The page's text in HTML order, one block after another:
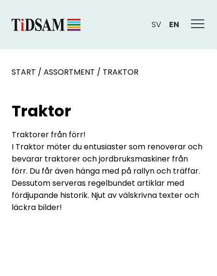
SV EN
START / ASSORTMENT / TRAKTOR
Traktor
Traktorer från förr!
I Traktor möter du entusiaster som renoverar och
bevarar traktorer och jordbruksmaskiner från
förr. Du får även hänga med på rallyn och träffar.
Dessutom serveras regelbundet artiklar med
fördjupande historik. Njut av välskrivna texter och
läckra bilder!